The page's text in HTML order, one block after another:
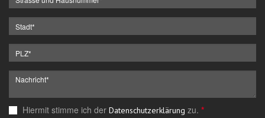
Hiermit stimme ich der Datenschutzerklärung zu. *